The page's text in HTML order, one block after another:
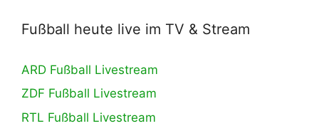
Fußball heute live im TV & Stream
ARD Fußball Livestream
ZDF Fußball Livestream
RTL Fußball Livestream